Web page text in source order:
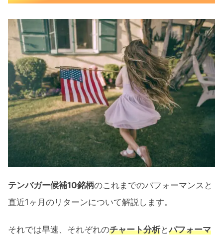
テンバガー候補10銘柄のこれまでのパフォーマンスと
直近1ヶ月のリターンについて解説します。
それでは早速、それぞれのチャート分析とパフォーマ